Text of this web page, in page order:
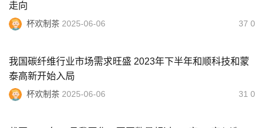
走向
杯欢制茶 2025-06-06 37 0
我国碳纤维行业市场需求旺盛 2023年下半年和顺科技和蒙
泰高新开始入局
杯欢制茶 2025-06-06 31 0